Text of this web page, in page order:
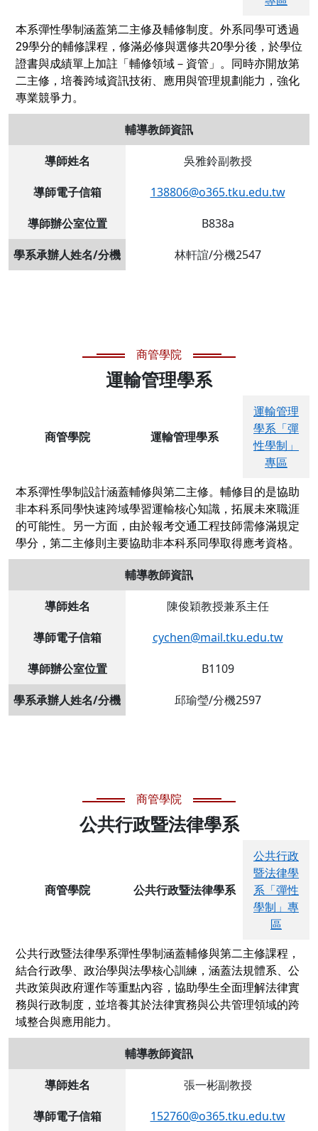
本系彈性學制涵蓋第二主修及輔修制度。外系同學可透過
29學分的輔修課程，修滿必修與選修共20學分後，於學位
證書與成績單上加註「輔修領域－資管」。同時亦開放第
二主修，培養跨域資訊技術、應用與管理規劃能力，強化
專業競爭力。
輔導教師資訊
導師姓名
吳雅鈴副教授
導師電子信箱
138806@o365.tku.edu.tw
導師辦公室位置
B838a
學系承辦人姓名/分機
林軒誼/分機2547
商管學院
運輸管理學系
商管學院 運輸管理學系
運輸管理
學系「彈
性學制」
專區
本系彈性學制設計涵蓋輔修與第二主修。輔修目的是協助
非本科系同學快速跨域學習運輸核心知識，拓展未來職涯
的可能性。另一方面，由於報考交通工程技師需修滿規定
學分，第二主修則主要協助非本科系同學取得應考資格。
輔導教師資訊
導師姓名
陳俊穎教授兼系主任
導師電子信箱
cychen@mail.tku.edu.tw
導師辦公室位置
B1109
學系承辦人姓名/分機
邱瑜瑩/分機2597
商管學院
公共行政暨法律學系
商管學院 公共行政暨法律學系
公共行政
暨法律學
系「彈性
學制」專
區
公共行政暨法律學系彈性學制涵蓋輔修與第二主修課程，
結合行政學、政治學與法學核心訓練，涵蓋法規體系、公
共政策與政府運作等重點內容，協助學生全面理解法律實
務與行政制度，並培養其於法律實務與公共管理領域的跨
域整合與應用能力。
輔導教師資訊
導師姓名
張一彬副教授
導師電子信箱
152760@o365.tku.edu.tw